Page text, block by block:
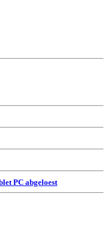
PC abgeloest